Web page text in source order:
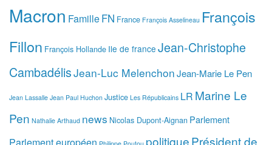
Macron FamilleFN France François Asselineau François
Fillon François Hollande Ile de france Jean-Christophe
CambadélisJean-Luc MelenchonJean-Marie Le Pen
Jean Lassalle Jean Paul Huchon Justice Les Républicains LR Marine Le
Pen Nathalie Arthaud news Nicolas Dupont-Aignan Parlement
politiquePrésident de